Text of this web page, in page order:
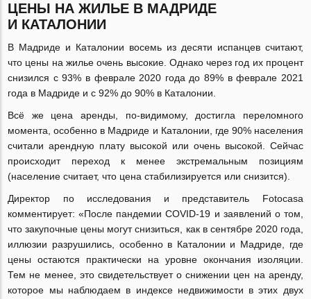
ЦЕНЫ НА ЖИЛЬЕ В МАДРИДЕ
И КАТАЛОНИИ
В Мадриде и Каталонии восемь из десяти испанцев считают,
что цены на жилье очень высокие. Однако через год их процент
снизился с 93% в феврале 2020 года до 89% в феврале 2021
года в Мадриде и с 92% до 90% в Каталонии.
Всё же цена аренды, по-видимому, достигла переломного
момента, особенно в Мадриде и Каталонии, где 90% населения
считали арендную плату высокой или очень высокой. Сейчас
происходит переход к менее экстремальным позициям
(население считает, что цена стабилизируется или снизится).
Директор по исследования и представитель Fotocasa
комментирует: «После пандемииCOVID-19 и заявлений о том,
что закупочные цены могут снизиться, как в сентябре 2020 года,
иллюзии разрушились, особенно в Каталонии и Мадриде, где
цены остаются практически на уровне окончания изоляции.
Тем не менее, это свидетельствует о снижении цен на аренду,
которое мы наблюдаем в индексе недвижимости в этих двух